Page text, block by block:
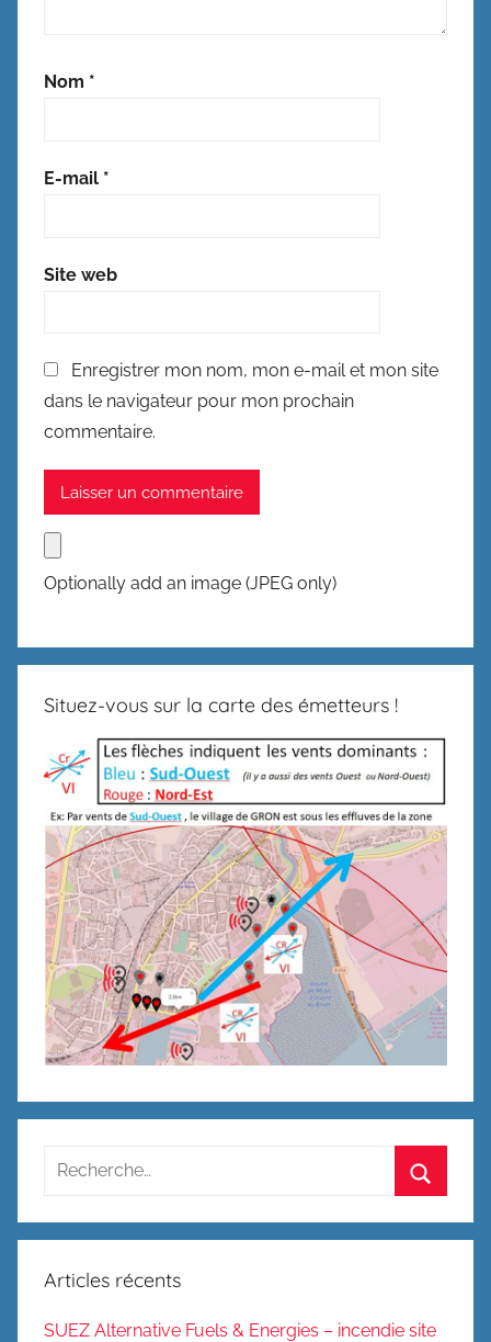
Nom *
E-mail *
Site web
Enregistrer mon nom, mon e-mail et mon site
dans le navigateur pour mon prochain
commentaire.
Optionally add an image (JPEG only)
Situez-vous sur la carte des émetteurs !
Recherche
:
Articles récents
SUEZ Alternative Fuels & Energies – incendie site